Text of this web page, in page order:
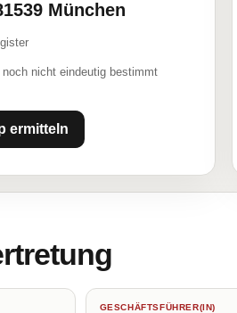
München
nicht eindeutig bestimmt
ermitteln
GESCHÄFTSFÜHRER(IN)